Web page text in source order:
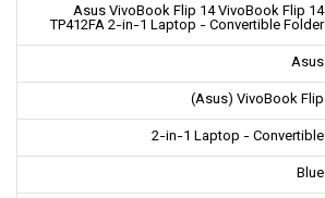
Asus VivoBook Flip 14 VivoBook Flip 14
TP412FA 2-in-1 Laptop - Convertible Folder
Asus
(Asus) VivoBook Flip
2-in-1 Laptop - Convertible
Blue